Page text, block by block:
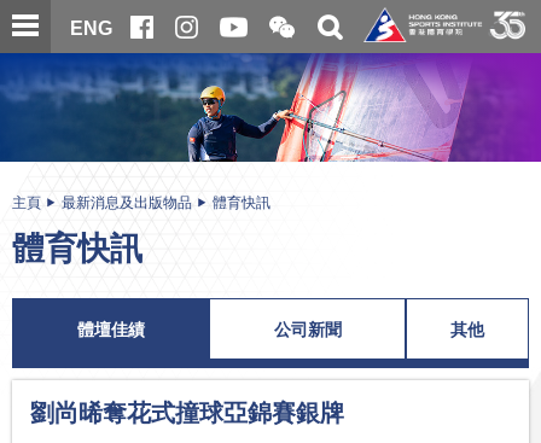
跳
至
內
ENG
開
合
微
信
二
維
碼
關
搜
尋
内
主頁 最新消息及出版物品 體育快訊
體育快訊
體壇佳績 公司新聞 其他
劉尚晞奪花式撞球亞錦賽銀牌